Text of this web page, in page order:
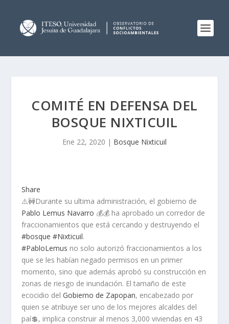
COMITÉ EN DEFENSA DEL
BOSQUE NIXTICUIL
Ene 22, 2020 | Bosque Nixticuil
Share
⚠️🚧Durante su ultima administración, el gobierno de
Pablo Lemus Navarro 💰💰 ha aprobado un corredor de
fraccionamientos que está cercando y destruyendo el
#bosque #Nixticuil.
#PabloLemus no solo autorizó fraccionamientos a los
que se les habían negado permisos en un primer
momento, sino que además aprobó su construcción en
zonas de riesgo de inundación. El tamaño de este
ecocidio delGobierno de Zapopan, encabezado por
quien se atribuye ser uno de los mejores alcaldes del
paí💲, implica construir al menos 3,000 viviendas en 43